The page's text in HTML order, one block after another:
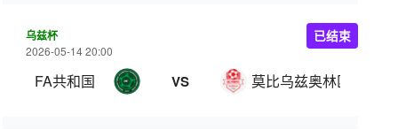
乌兹杯
2026-05-14 20:00
FA共和国 VS 莫比乌兹奥林匹克
已结束